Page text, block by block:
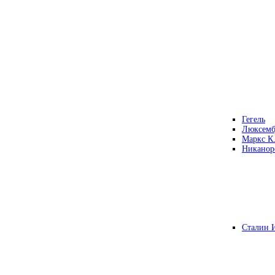
Гегель
Маркс К.
Сталин